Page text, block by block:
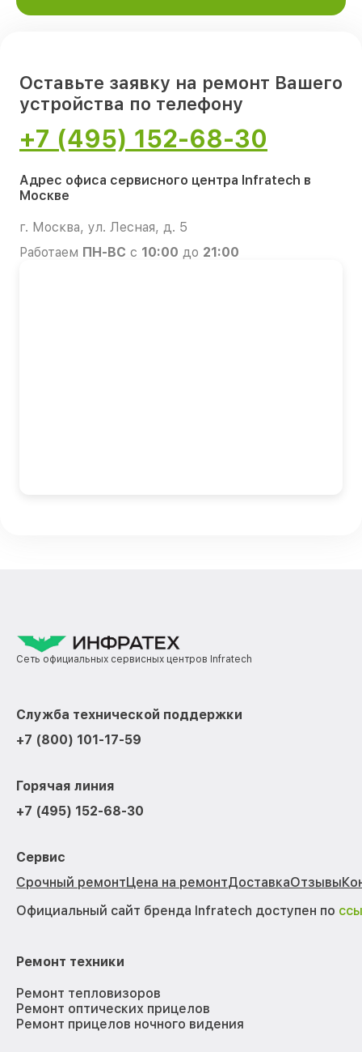
Оставьте заявку на ремонт Вашего
устройства по телефону
+7 (495) 152-68-30
Адрес офиса сервисного центра Infratech в
Москве
г. Москва, ул. Лесная, д. 5
Работаем ПН-ВС с 10:00 до 21:00
Сеть официальных сервисных центров Infratech
Служба технической поддержки
+7 (800) 101-17-59
Горячая линия
+7 (495) 152-68-30
Сервис
Срочный ремонтЦена на ремонтДоставкаОтзывы
Официальный сайт бренда Infratech доступен по
Ремонт техники
Ремонт тепловизоров
Ремонт оптических прицелов
Ремонт прицелов ночного видения